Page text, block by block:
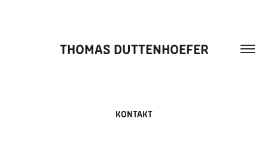
THOMAS DUTTENHOEFER
KONTAKT